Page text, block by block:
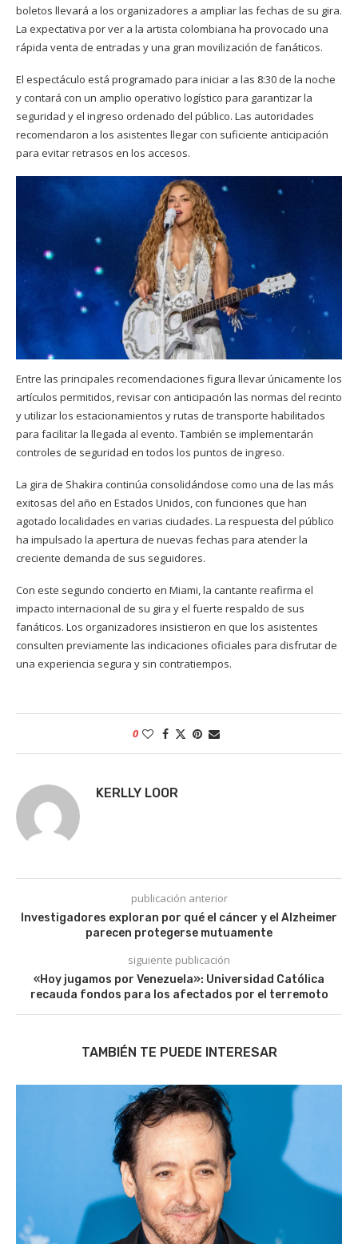
boletos llevará a los organizadores a ampliar las fechas de su gira.
La expectativa por ver a la artista colombiana ha provocado una
rápida venta de entradas y una gran movilización de fanáticos.
El espectáculo está programado para iniciar a las 8:30 de la noche
y contará con un amplio operativo logístico para garantizar la
seguridad y el ingreso ordenado del público. Las autoridades
recomendaron a los asistentes llegar con suficiente anticipación
para evitar retrasos en los accesos.
Entre las principales recomendaciones figura llevar únicamente los
artículos permitidos, revisar con anticipación las normas del recinto
y utilizar los estacionamientos y rutas de transporte habilitados
para facilitar la llegada al evento. También se implementarán
controles de seguridad en todos los puntos de ingreso.
La gira de Shakira continúa consolidándose como una de las más
exitosas del año en Estados Unidos, con funciones que han
agotado localidades en varias ciudades. La respuesta del público
ha impulsado la apertura de nuevas fechas para atender la
creciente demanda de sus seguidores.
Con este segundo concierto en Miami, la cantante reafirma el
impacto internacional de su gira y el fuerte respaldo de sus
fanáticos. Los organizadores insistieron en que los asistentes
consulten previamente las indicaciones oficiales para disfrutar de
una experiencia segura y sin contratiempos.
0
KERLLY LOOR
publicación anterior
Investigadores exploran por qué el cáncer y el Alzheimer
parecen protegerse mutuamente
siguiente publicación
«Hoy jugamos por Venezuela»: Universidad Católica
recauda fondos para los afectados por el terremoto
TAMBIÉN TE PUEDE INTERESAR